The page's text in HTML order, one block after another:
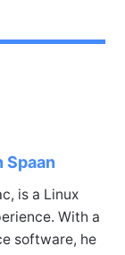
Spaan
is a Linux
With a
software, he